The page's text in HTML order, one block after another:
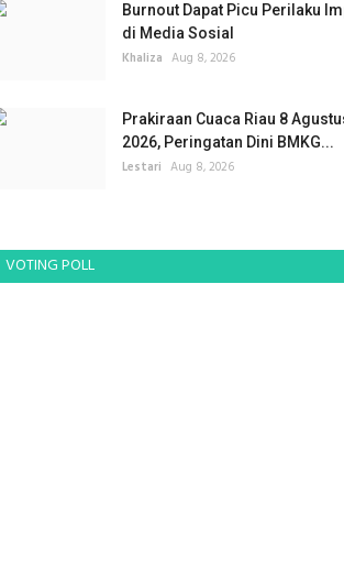
Burnout Dapat Picu Perilaku
di Media Sosial
Khaliza Aug 8, 2026
Prakiraan Cuaca Riau 8
2026, Peringatan Dini BMKG...
Lestari Aug 8, 2026
VOTING POLL